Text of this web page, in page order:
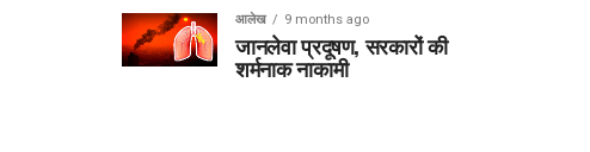
आलेख 9 months ago
जानलेवा प्रदूषण, सरकारों की
शर्मनाक नाकामी